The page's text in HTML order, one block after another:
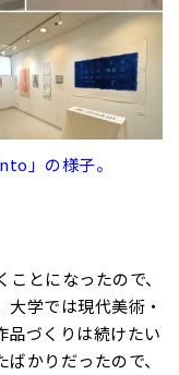
」の様子。
とになったので、
学では現代美術・
品づくりは続けたい
かりだったので、